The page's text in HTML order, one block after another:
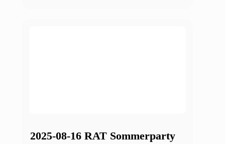
2025-08-16 RAT Sommerparty